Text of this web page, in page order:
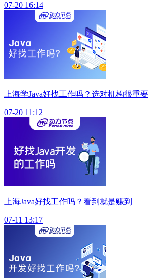
07-20 16:14
上海学Java好找工作吗？选对机构很重要
07-20 11:12
上海Java好找工作吗？看到就是赚到
07-11 13:17